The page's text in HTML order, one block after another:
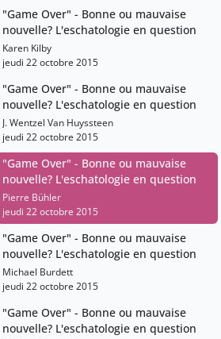
"Game Over" - Bonne ou mauvaise
nouvelle? L'eschatologie en question
Karen Kilby
jeudi 22 octobre 2015
"Game Over" - Bonne ou mauvaise
nouvelle? L'eschatologie en question
J. Wentzel Van Huyssteen
jeudi 22 octobre 2015
"Game Over" - Bonne ou mauvaise
nouvelle? L'eschatologie en question
Pierre Bühler
jeudi 22 octobre 2015
"Game Over" - Bonne ou mauvaise
nouvelle? L'eschatologie en question
Michael Burdett
jeudi 22 octobre 2015
"Game Over" - Bonne ou mauvaise
nouvelle? L'eschatologie en question